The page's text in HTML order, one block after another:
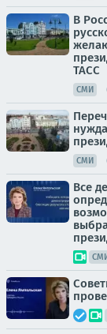
В
ТАСС
СМИ
СМИ
Все
СМИ